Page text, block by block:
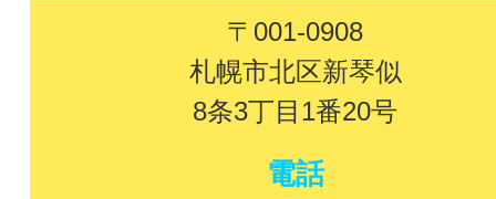
〒001-0908
札幌市北区新琴似
8条3丁目1番20号
電話